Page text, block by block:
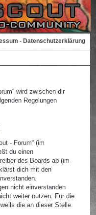
- Datenschutzerklärung
wird zwischen dir
Regelungen
- Forum“ (im
du einen
des Boards ab (im
dich mit den
nicht einverstanden
weiter nutzen. Für die
die an dieser Stelle